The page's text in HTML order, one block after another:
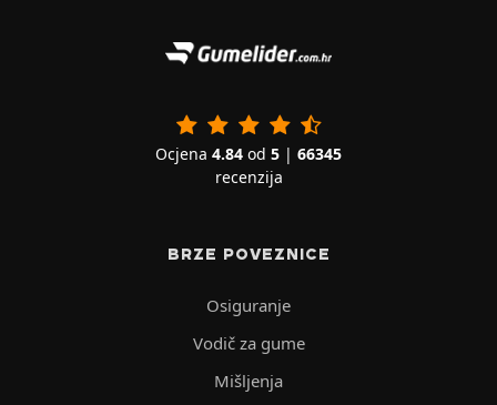
Ocjena 4.84 od 5 | 66345
recenzija
BRZE POVEZNICE
Osiguranje
Vodič za gume
Mišljenja